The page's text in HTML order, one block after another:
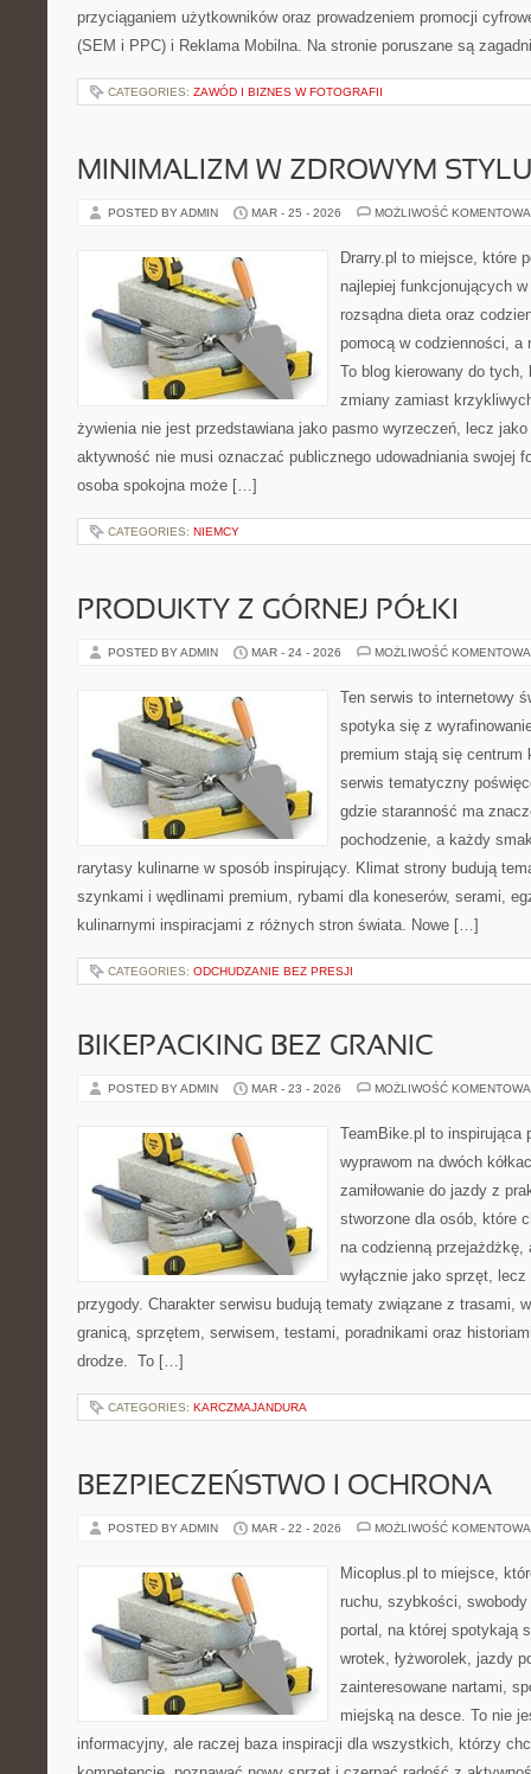
przyciąganiem użytkowników oraz prowadzeniem promocji
(SEM i PPC) i Reklama Mobilna. Na stronie poruszane są
CATEGORIES: ZAWÓD I BIZNES W FOTOGRAFII
MINIMALIZM W ZDROWYM
POSTED BY ADMIN MAR - 25 - 2026 MOŻLIWOŚĆ
Drarry.pl to miejsce, które
najlepiej funkcjonujących
rozsądna dieta oraz
pomocą w codzienności, a
To blog kierowany do tych,
zmiany zamiast
żywienia nie jest przedstawiana jako pasmo wyrzeczeń, lecz
aktywność nie musi oznaczać publicznego udowadniania swojej
osoba spokojna może […]
CATEGORIES: NIEMCY
PRODUKTY Z GÓRNEJ PÓŁKI
POSTED BY ADMIN MAR - 24 - 2026 MOŻLIWOŚĆ
Ten serwis to internetowy
spotyka się z
premium stają się centrum
serwis tematyczny
gdzie staranność ma
pochodzenie, a każdy
rarytasy kulinarne w sposób inspirujący. Klimat strony budują
szynkami i wędlinami premium, rybami dla koneserów, serami,
kulinarnymi inspiracjami z różnych stron świata. Nowe […]
CATEGORIES: ODCHUDZANIE BEZ PRESJI
BIKEPACKING BEZ GRANIC
POSTED BY ADMIN MAR - 23 - 2026 MOŻLIWOŚĆ
TeamBike.pl to inspirująca
wyprawom na dwóch
zamiłowanie do jazdy z
stworzone dla osób, które
na codzienną przejażdżkę,
wyłącznie jako sprzęt,
przygody. Charakter serwisu budują tematy związane z trasami,
granicą, sprzętem, serwisem, testami, poradnikami oraz
drodze. To […]
CATEGORIES: KARCZMAJANDURA
BEZPIECZEŃSTWO I OCHRONA
POSTED BY ADMIN MAR - 22 - 2026 MOŻLIWOŚĆ
Micoplus.pl to miejsce,
ruchu, szybkości,
portal, na której spotykają
wrotek, łyżworolek, jazdy
zainteresowane nartami,
miejską na desce. To nie
informacyjny, ale raczej baza inspiracji dla wszystkich, którzy